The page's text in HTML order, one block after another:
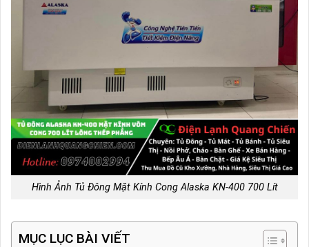
Hình Ảnh Tủ Đông Mặt Kính Cong Alaska KN-400 700 Lít
MỤC LỤC BÀI VIẾT